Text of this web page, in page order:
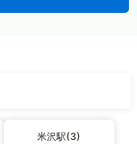
米沢駅(3)